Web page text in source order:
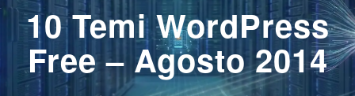
10 Temi WordPress
Free – Agosto 2014